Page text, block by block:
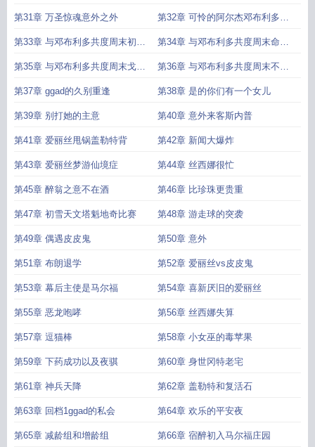
第31章 万圣惊魂意外之外 第32章 可怜的阿尔杰邓布利多的
邀约
第33章 与邓布利多共度周末初入
对角巷
第34章 与邓布利多共度周末命定
魔杖
第35章 与邓布利多共度周末戈德
里克山谷
第36章 与邓布利多共度周末不速
之客
第37章 ggad的久别重逢 第38章 是的你们有一个女儿
第39章 别打她的主意 第40章 意外来客斯内普
第41章 爱丽丝甩锅盖勒特背 第42章 新闻大爆炸
第43章 爱丽丝梦游仙境症 第44章 丝西娜很忙
第45章 醉翁之意不在酒 第46章 比珍珠更贵重
第47章 初雪天文塔魁地奇比赛 第48章 游走球的突袭
第49章 偶遇皮皮鬼 第50章 意外
第51章 布朗退学 第52章 爱丽丝vs皮皮鬼
第53章 幕后主使是马尔福 第54章 喜新厌旧的爱丽丝
第55章 恶龙咆哮 第56章 丝西娜失算
第57章 逗猫棒 第58章 小女巫的毒苹果
第59章 下药成功以及夜骐 第60章 身世冈特老宅
第61章 神兵天降 第62章 盖勒特和复活石
第63章 回档1ggad的私会 第64章 欢乐的平安夜
第65章 减龄组和增龄组 第66章 宿醉初入马尔福庄园